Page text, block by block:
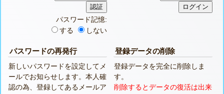
パスワード記憶:
する
しない
パスワードの再発行
新しいパスワードを設定してメ
ールでお知らせします。本人確
認の為、登録してあるメールア
登録データの削除
登録データを完全に削除しま
す。
削除するとデータの復活は出来